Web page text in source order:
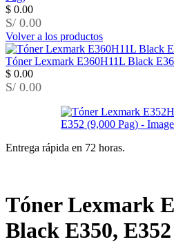
$ 0.00
S/ 0.00
Volver a los productos
Tóner Lexmark E360H11L Black
$ 0.00
S/ 0.00
Entrega rápida en 72 horas.
Tóner Lexmark
Black E350,